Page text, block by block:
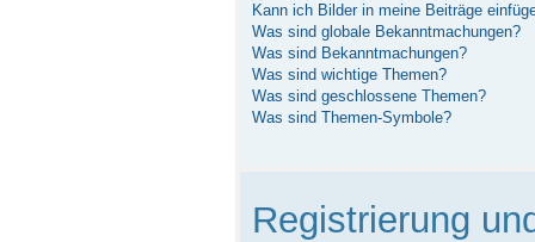
Kann ich Bilder in meine Beiträge
Was sind globale Bekanntmachungen?
Was sind Bekanntmachungen?
Was sind wichtige Themen?
Was sind geschlossene Themen?
Was sind Themen-Symbole?
Registrierung